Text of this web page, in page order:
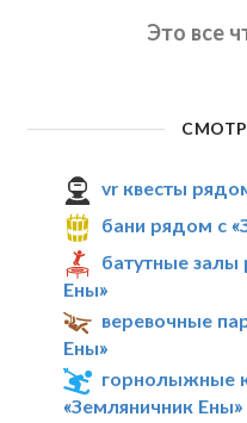
Это все
vr квесты
бани рядом с
батутные залы
Ены»
веревочные
Ены»
горнолыжные
«Земляничник Ены»